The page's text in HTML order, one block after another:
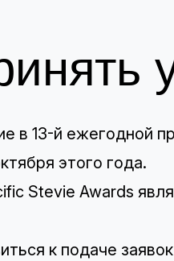
в 13-й ежегодной
этого года.
Stevie Awards
к подаче